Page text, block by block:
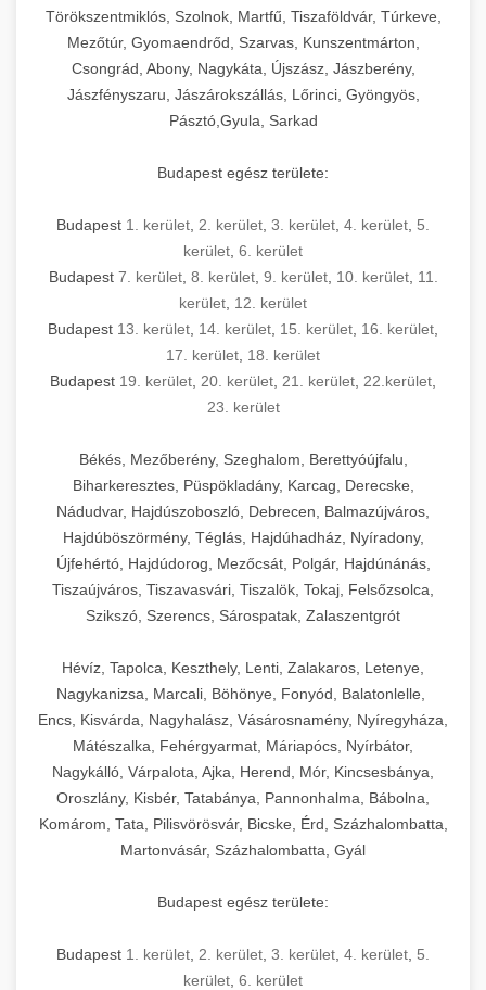
Törökszentmiklós, Szolnok, Martfű, Tiszaföldvár, Túrkeve,
Mezőtúr, Gyomaendrőd, Szarvas, Kunszentmárton,
Csongrád, Abony, Nagykáta, Újszász, Jászberény,
Jászfényszaru, Jászárokszállás, Lőrinci, Gyöngyös,
Pásztó,Gyula, Sarkad
Budapest egész területe:
Budapest 1. kerület 2. kerület 3. kerület 4. kerület 5.
kerület 6. kerület
Budapest 7. kerület, 8. kerület, 9. kerület, 10. kerület, 11.
kerület 12. kerület
Budapest 13. kerület 14. kerület 15. kerület 16. kerület
17. kerület 18. kerület
Budapest 19. kerület 20. kerület 21. kerület 22.kerület
23. kerület
Békés, Mezőberény, Szeghalom, Berettyóújfalu,
Biharkeresztes, Püspökladány, Karcag, Derecske,
Nádudvar, Hajdúszoboszló, Debrecen, Balmazújváros,
Hajdúböszörmény, Téglás, Hajdúhadház, Nyíradony,
Újfehértó, Hajdúdorog, Mezőcsát, Polgár, Hajdúnánás,
Tiszaújváros, Tiszavasvári, Tiszalök, Tokaj, Felsőzsolca,
Szikszó, Szerencs, Sárospatak, Zalaszentgrót
Hévíz, Tapolca, Keszthely, Lenti, Zalakaros, Letenye,
Nagykanizsa, Marcali, Böhönye, Fonyód, Balatonlelle,
Encs, Kisvárda, Nagyhalász, Vásárosnamény, Nyíregyháza,
Mátészalka, Fehérgyarmat, Máriapócs, Nyírbátor,
Nagykálló, Várpalota, Ajka, Herend, Mór, Kincsesbánya,
Oroszlány, Kisbér, Tatabánya, Pannonhalma, Bábolna,
Komárom, Tata, Pilisvörösvár, Bicske, Érd, Százhalombatta,
Martonvásár, Százhalombatta, Gyál
Budapest egész területe:
Budapest 1. kerület 2. kerület 3. kerület 4. kerület 5.
kerület 6. kerület